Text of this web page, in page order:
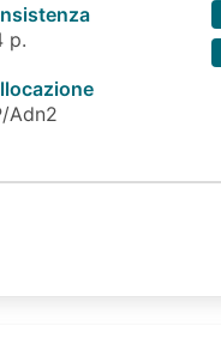
p.
Adn2